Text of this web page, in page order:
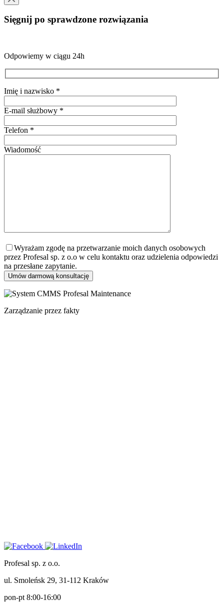
Sięgnij po sprawdzone rozwiązania
Odpowiemy w ciągu 24h
Imię i nazwisko *
E-mail służbowy *
Telefon *
Wiadomość
Wyrażam zgodę na przetwarzanie moich danych osobowych
przez Profesal sp. z o.o w celu kontaktu oraz udzielenia odpowiedzi
na przesłane zapytanie.
Zarządzanie przez fakty
Profesal sp. z o.o.
ul. Smoleńsk 29, 31-112 Kraków
pon-pt 8:00-16:00